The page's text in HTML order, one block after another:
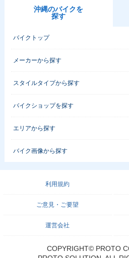
沖縄のバイクを
探す
バイクトップ
メーカーから探す
スタイルタイプから探す
バイクショップを探す
エリアから探す
バイク画像から探す
利用規約
ご意見・ご要望
運営会社
COPYRIGHT© PROTO